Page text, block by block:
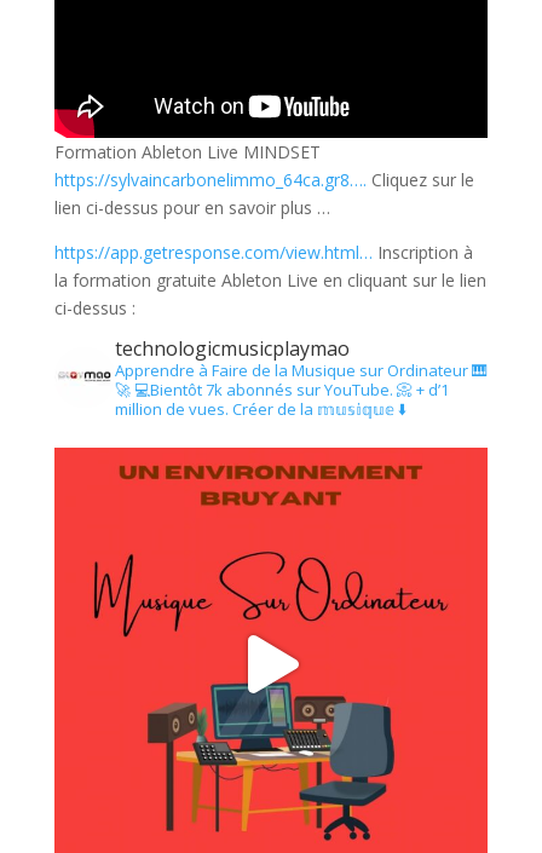
Formation Ableton Live MINDSET
https://sylvaincarbonelimmo_64ca.gr8…. Cliquez sur le
lien ci-dessus pour en savoir plus …
https://app.getresponse.com/view.html… Inscription à
la formation gratuite Ableton Live en cliquant sur le lien
ci-dessus :
technologicmusicplaymao
Apprendre à Faire de la Musique sur Ordinateur 🎹
🚀 💻Bientôt 7k abonnés sur YouTube. 📀 + d’1
million de vues. Créer de la 𝕞𝕦𝕤𝕚𝕢𝕦𝕖 ⬇️